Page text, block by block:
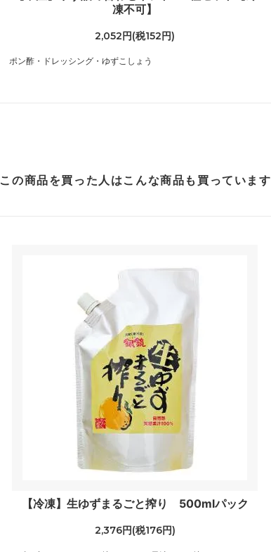
凍不可】
2,052円(税152円)
ポン酢・ドレッシング・ゆずこしょう
この商品を買った人は こんな商品も買っています
【冷凍】生ゆずまるごと搾り 500mlパック
2,376円(税176円)